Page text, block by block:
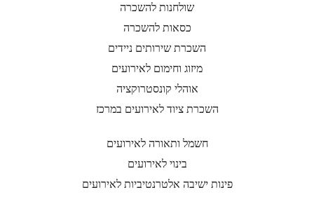
שולחנות להשכרה
כסאות להשכרה
השכרת שירותים ניידים
מיזוג וחימום לאירועים
אוהלי קונסטרוקציה
השכרת ציוד לאירועים במרכז
חשמל ותאורה לאירועים
בינוי לאירועים
פינות ישיבה אלטרנטיביות לאירועים